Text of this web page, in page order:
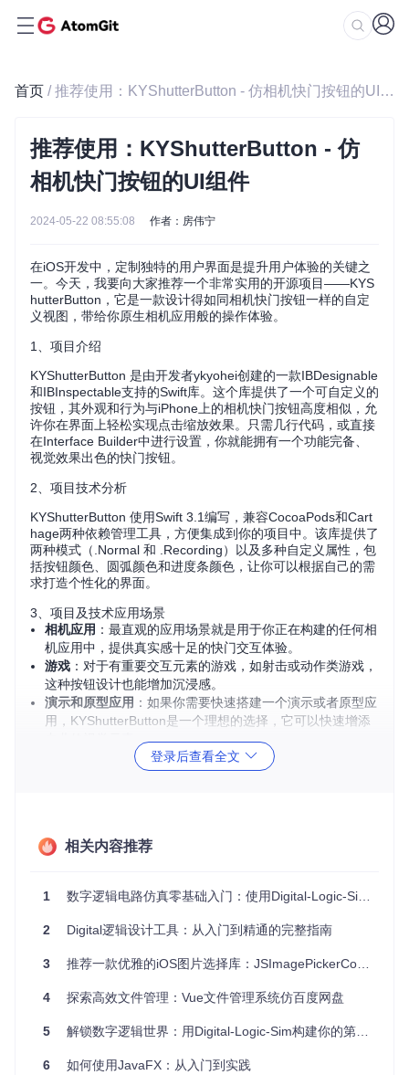
首页 / 推荐使用：KYShutterButton - 仿相机快门按钮的UI组件
推荐使用：KYShutterButton - 仿
相机快门按钮的UI组件
2024-05-22 08:55:08 作者：房伟宁
在iOS开发中，定制独特的用户界面是提升用户体验的关键之
一。今天，我要向大家推荐一个非常实用的开源项目——KYS
hutterButton，它是一款设计得如同相机快门按钮一样的自定
义视图，带给你原生相机应用般的操作体验。
1、项目介绍
KYShutterButton 是由开发者ykyohei创建的一款IBDesignable
和IBInspectable支持的Swift库。这个库提供了一个可自定义的
按钮，其外观和行为与iPhone上的相机快门按钮高度相似，允
许你在界面上轻松实现点击缩放效果。只需几行代码，或直接
在Interface Builder中进行设置，你就能拥有一个功能完备、
视觉效果出色的快门按钮。
2、项目技术分析
KYShutterButton 使用Swift 3.1编写，兼容CocoaPods和Cart
hage两种依赖管理工具，方便集成到你的项目中。该库提供了
两种模式（.Normal 和 .Recording）以及多种自定义属性，包
括按钮颜色、圆弧颜色和进度条颜色，让你可以根据自己的需
求打造个性化的界面。
3、项目及技术应用场景
相机应用 ：最直观的应用场景就是用于你正在构建的任何相
机应用中，提供真实感十足的快门交互体验。
游戏 ：对于有重要交互元素的游戏，如射击或动作类游戏，
这种按钮设计也能增加沉浸感。
演示和原型应用 ：如果你需要快速搭建一个演示或者原型应
用，KYShutterButton是一个理想的选择，它可以快速增添
专业的视觉元素。
：KYShutterButton 支持Interface Builder，可以在
响应式设计：点击时的动态反馈，使用户在视觉上感受到明
好与其他主流依赖管理器配合使用。
通过使用KYShutterButton，你可以为你的应用添加生动有趣
计为你的项目增色添彩吧！
登录后查看全文
相关内容推荐
1 数字逻辑电路仿真零基础入门：使用Digital-Logic-Sim构建可视化学习环境
2 Digital逻辑设计工具：从入门到精通的完整指南
3 推荐一款优雅的iOS图片选择库：JSImagePickerController
4 探索高效文件管理：Vue文件管理系统仿百度网盘
5 解锁数字逻辑世界：用Digital-Logic-Sim构建你的第一个电路模拟器
6 如何使用JavaFX：从入门到实践